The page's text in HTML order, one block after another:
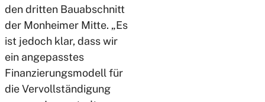
den dritten Bauabschnitt
der Monheimer Mitte. „Es
ist jedoch klar, dass wir
ein angepasstes
Finanzierungsmodell für
die Vervollständigung